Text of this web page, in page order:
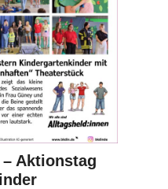
Aktionstag